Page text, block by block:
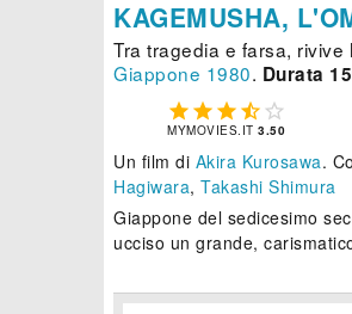
KAGEMUSHA,
Tra tragedia e farsa,
Giappone 1980. Durata
    
MYMOVIES.IT3.50
Un film di Akira Kurosawa.
Hagiwara, Takashi Shimura
Giappone del sedicesimo
ucciso un grande,